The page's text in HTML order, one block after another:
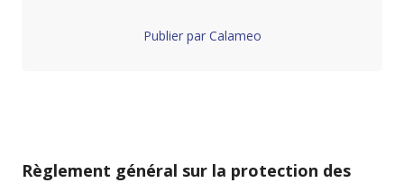
Publier par Calameo
Règlement général sur la protection des